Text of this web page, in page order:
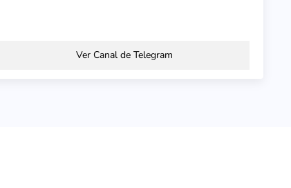
Ver Canal de Telegram